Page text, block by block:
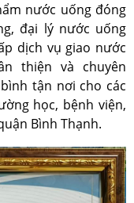
nước uống đóng
đại lý nước uống
dịch vụ giao nước
thiện và chuyên
tận nơi cho các
học, bệnh viện,
Bình Thạnh.